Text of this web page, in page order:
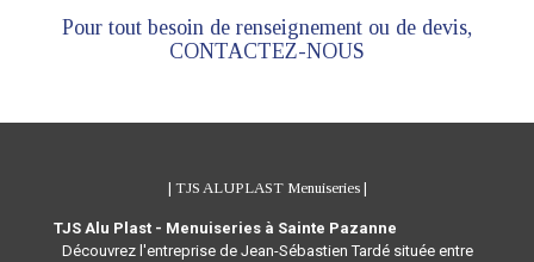
Pour tout besoin de renseignement ou de devis,
CONTACTEZ-NOUS
| TJS ALUPLAST Menuiseries |
TJS Alu Plast - Menuiseries à Sainte Pazanne
Découvrez l'entreprise de Jean-Sébastien Tardé située entre